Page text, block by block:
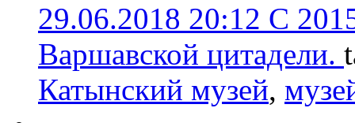
29.06.2018 20:12 C
Варшавской цитадели.
Катынский музей,